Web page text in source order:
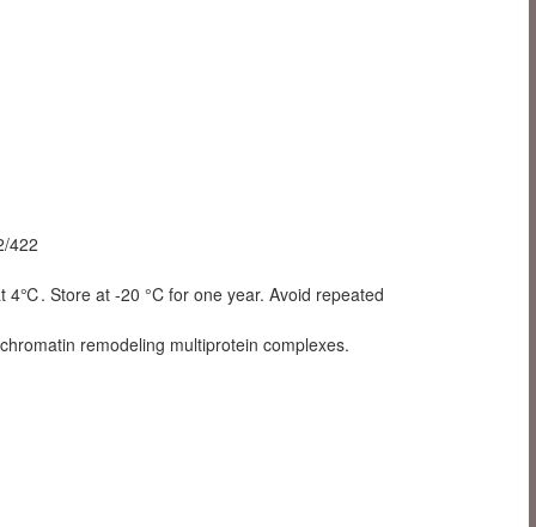
422
4℃. Store at -20 °C for one year. Avoid repeated
remodeling multiprotein complexes.